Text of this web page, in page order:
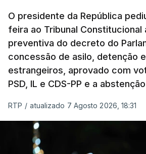
O presidente da República
feira ao Tribunal Constitucional
preventiva do decreto do
concessão de asilo, detenção
estrangeiros, aprovado com
PSD, IL e CDS-PP e a
RTP / atualizado 7 Agosto 2026, 18:31